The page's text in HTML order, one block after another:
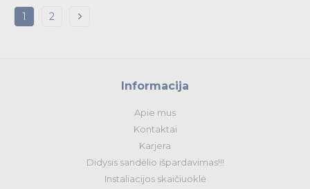
1 2
Informacija
Apie mus
Kontaktai
Karjera
Didysis sandėlio išpardavimas!!!
Instaliacijos skaičiuoklė